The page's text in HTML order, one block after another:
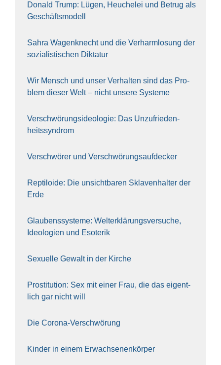
Donald Trump: Lügen, Heu­che­lei und Betrug als
Geschäfts­mo­dell
Sahra Wagen­knecht und die Ver­harm­lo­sung der
sozia­lis­ti­schen Dik­ta­tur
Wir Mensch und unser Ver­hal­ten sind das Pro­
blem die­ser Welt – nicht unse­re Sys‍te‍me
Ver­schwö­rungs­ideo­lo­gie: Das Unzufrieden­
heitssyndrom
Ver­schwö­rer und Verschwörungs­aufdecker
Rep­ti­lo­ide: Die unsicht­ba­ren Skla­ven­hal­ter der
Erde
Glau­bens­sys­te­me: Welt­erklä­rungs­ver­su­che,
Ideo­lo­gien und Eso­te­rik
Sexu­el­le Gewalt in der Kir­che
Pro­sti­tu­ti­on: Sex mit einer Frau, die das eigent­
lich gar nicht will
Die Coro­na-Ver­schwö­rung
Kin­der in einem Erwach­se­nen­kör­per